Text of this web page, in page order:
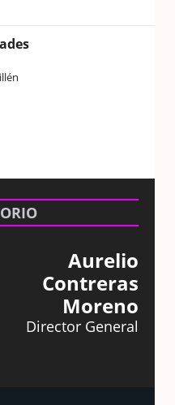
Aurelio
Contreras
Moreno
Director General